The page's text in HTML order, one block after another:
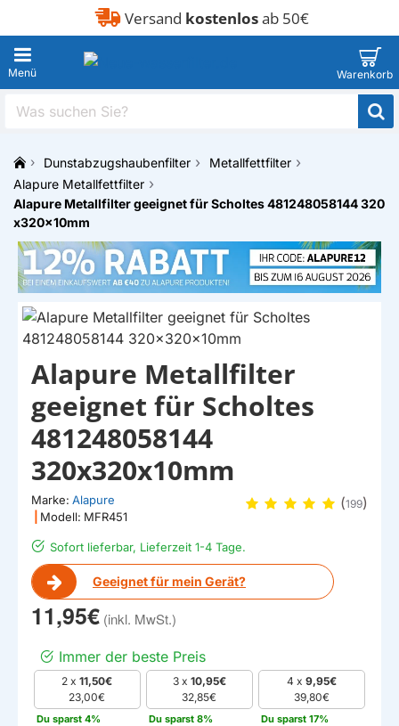
Versand kostenlosab 50€
Was
h
o
Dunstabzugshaubenfilter
Metallfettfilter
Alapure Metallfettfilter
Alapure Metallfilter geeignet für Scholtes 481248058144 320
x320x10mm
EIGENMARKE
Sofort lieferbar, Lieferzeit 1-4 Tage.
Geeignet für mein Gerät?
Alapure Metallfilter
geeignet für Scholtes
481248058144
320x320x10mm
Marke: Alapure
Modell: MFR451
(199)
11,95€
Immer der beste Preis
2 x11,50€
23,00€
Du sparst 4%
3 x 10,95€
32,85€
Du sparst 8%
4 x 9,95€
39,80€
Du sparst 17%